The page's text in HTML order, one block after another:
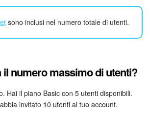
sono inclusi nel numero totale di utenti.
il numero massimo di utenti?
Hai il piano Basic con 5 utenti disponibili.
invitato 10 utenti al tuo account.